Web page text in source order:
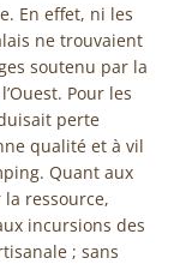
En effet, ni les
ne trouvaient
soutenu par la
Pour les
perte
qualité et à vil
Quant aux
ressource,
incursions des
; sans